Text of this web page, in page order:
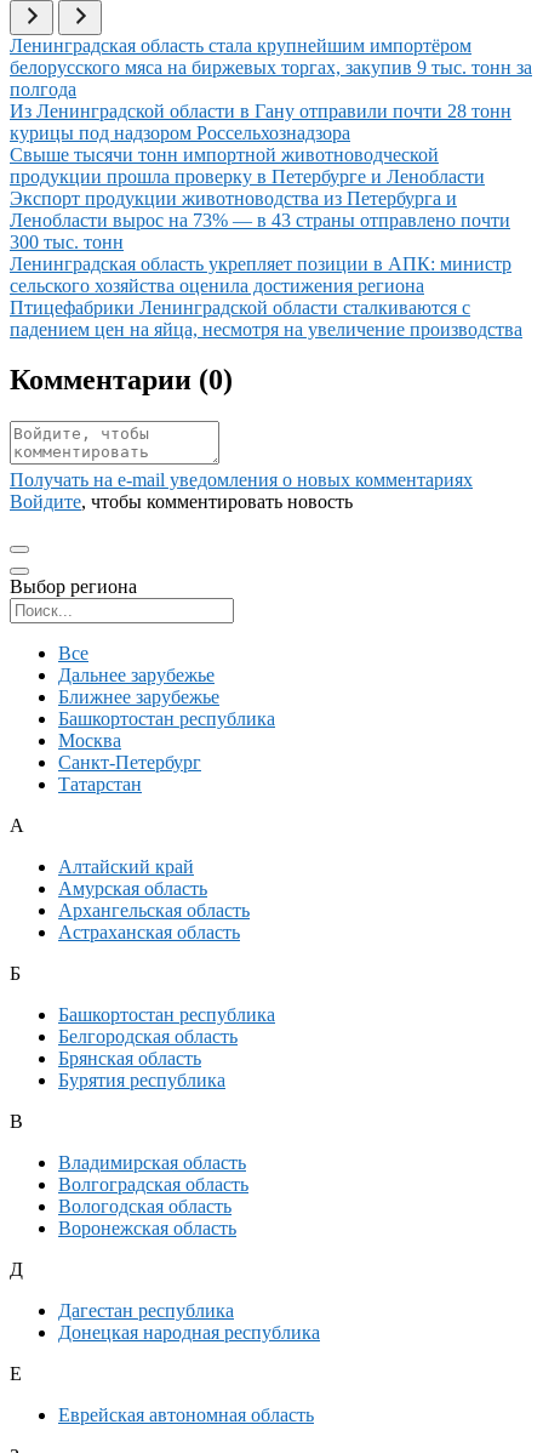
Иллюстрация новости
Ленинградская область стала крупнейшим импортёром
белорусского мяса на биржевых торгах, закупив 9 тыс. тонн за
полгода
Иллюстрация новости
Из Ленинградской области в Гану отправили почти 28 тонн
курицы под надзором Россельхознадзора
Иллюстрация новости
Свыше тысячи тонн импортной животноводческой
продукции прошла проверку в Петербурге и Ленобласти
Иллюстрация новости
Экспорт продукции животноводства из Петербурга и
Ленобласти вырос на 73% — в 43 страны отправлено почти
300 тыс. тонн
Иллюстрация новости
Ленинградская область укрепляет позиции в АПК: министр
сельского хозяйства оценила достижения региона
Иллюстрация новости
Птицефабрики Ленинградской области сталкиваются с
падением цен на яйца, несмотря на увеличение производства
Комментарии (0)
Получать на e‑mail уведомления о новых комментариях
Войдите, чтобы комментировать новость
Выбор региона
Все
Дальнее зарубежье
Ближнее зарубежье
Башкортостан республика
Москва
Санкт-Петербург
Татарстан
А
Алтайский край
Амурская область
Архангельская область
Астраханская область
Б
Башкортостан республика
Белгородская область
Брянская область
Бурятия республика
В
Владимирская область
Волгоградская область
Вологодская область
Воронежская область
Д
Дагестан республика
Донецкая народная республика
Е
Еврейская автономная область